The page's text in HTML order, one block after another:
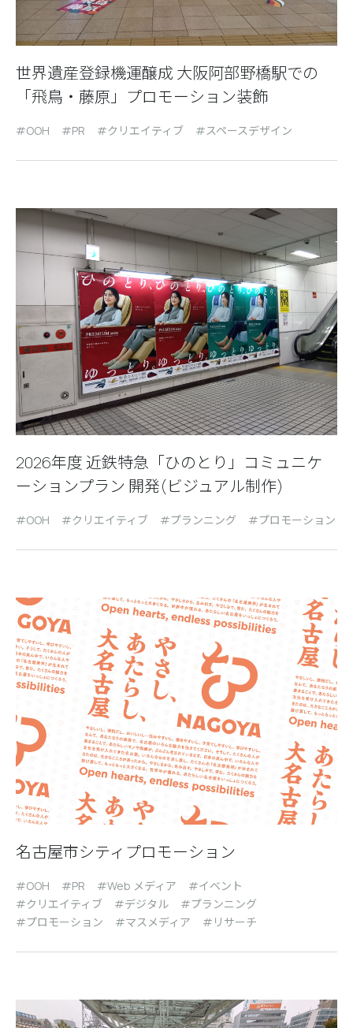
世界遺産登録機運醸成 大阪阿部野橋駅での
「飛鳥・藤原」プロモーション装飾
OOH PR クリエイティブ スペースデザイン
2026年度 近鉄特急「ひのとり」コミュニケ
ーションプラン 開発(ビジュアル制作)
OOH クリエイティブ プランニング プロモーション
名古屋市シティプロモーション
OOH PR Web メディア
イベント
クリエイティブ
デジタル
プランニング
プロモーション
マスメディア リサーチ